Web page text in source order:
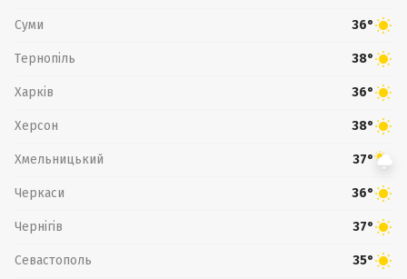
Суми 36°
Тернопіль 38°
Харків 36°
Херсон 38°
Хмельницький 37°
Черкаси 36°
Чернігів 37°
Севастополь 35°